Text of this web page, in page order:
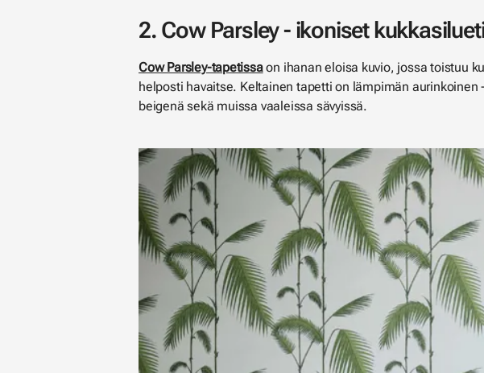
2. Cow Parsley - ikoniset
Cow Parsley-tapetissaon ihanan eloisa kuvio, jossa toistuu
helposti havaitse. Keltainen tapetti on lämpimän
beigenä sekä muissa vaaleissa sävyissä.